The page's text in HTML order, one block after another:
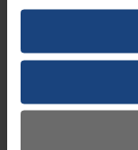
Lokalizacja:
Bereichere als
Zur Verstärkung
Hamburg suchen wir